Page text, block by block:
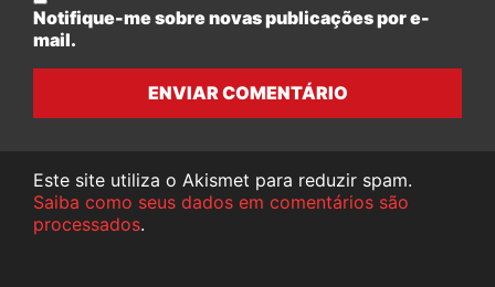
Notifique-me sobre novas publicações por e-
mail.
ENVIAR COMENTÁRIO
Este site utiliza o Akismet para reduzir spam.
Saiba como seus dados em comentários são
processados.